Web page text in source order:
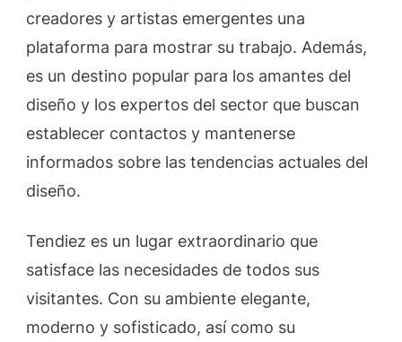
creadores y artistas emergentes una
plataforma para mostrar su trabajo. Además,
es un destino popular para los amantes del
diseño y los expertos del sector que buscan
establecer contactos y mantenerse
informados sobre las tendencias actuales del
diseño.
Tendiez es un lugar extraordinario que
satisface las necesidades de todos sus
visitantes. Con su ambiente elegante,
moderno y sofisticado, así como su